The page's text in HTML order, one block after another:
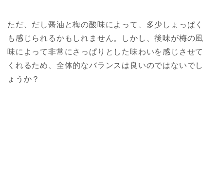
ただ、だし醤油と梅の酸味によって、多少しょっぱく
も感じられるかもしれません。しかし、後味が梅の風
味によって非常にさっぱりとした味わいを感じさせて
くれるため、全体的なバランスは良いのではないでし
ょうか？